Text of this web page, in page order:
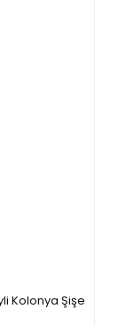
Kolonya Şişe